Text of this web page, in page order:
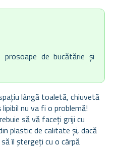
prosoape de bucătărie și
lângă toaletă, chiuvetă
nu va fi o problemă!
să vă faceți griji cu
plastic de calitate și, dacă
îl ștergeți cu o cârpă